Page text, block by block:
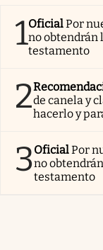
1OficialPor
no obtendrán
testamento
2de canela y
hacerlo y
3OficialPor
no
testamento